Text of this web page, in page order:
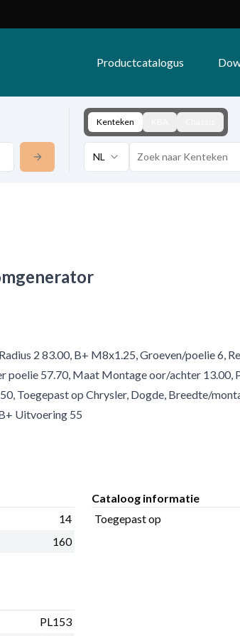
Productcatalogus
Kenteken
NL
2 83.00, B+ M8x1.25, Groeven/poelie 6,
poelie 57.70, Maat Montage oor/achter 13.00,
Toegepast op Chrysler, Dogde, Breedte/
Uitvoering 55
14
160
Cataloog informatie
Toegepast op
PL153